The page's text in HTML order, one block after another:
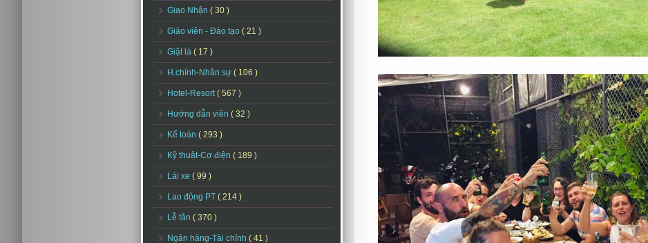
Giao Nhận ( 30 )
Giáo viên - Đào tạo ( 21 )
Giặt là ( 17 )
H.chính-Nhân sự ( 106 )
Hotel-Resort( 567 )
Hướng dẫn viên ( 32 )
Kế toán ( 293 )
Kỹ thuật-Cơ điện ( 189 )
Lái xe ( 99 )
Lao động PT ( 214 )
Lễ tân ( 370 )
Ngân hàng-Tài chính ( 41 )